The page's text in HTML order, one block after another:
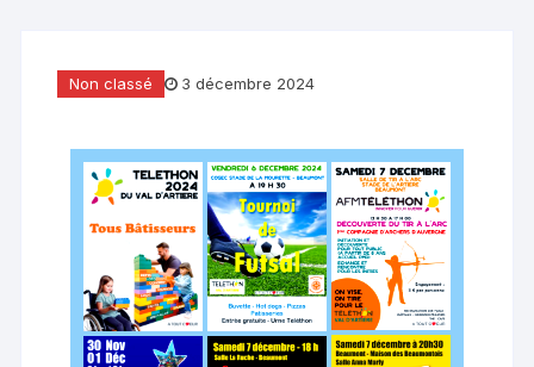
Non classé 3 décembre 2024